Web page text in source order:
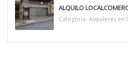
ALQUILO
Categoría: Alquileres en